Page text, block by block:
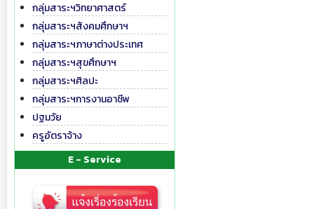
กลุ่มสาระฯวิทยาศาสตร์
กลุ่มสาระฯสังคมศึกษาฯ
กลุ่มสาระฯภาษาต่างประเทศ
กลุ่มสาระฯสุขศึกษาฯ
กลุ่มสาระฯศิลปะ
กลุ่มสาระฯการงานอาชีพ
ปฐมวัย
ครูอัตราจ้าง
E - Service